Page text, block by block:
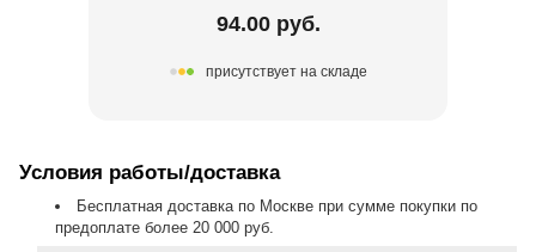
94.00 руб.
присутствует на складе
Условия работы/доставка
Бесплатная доставка по Москве при сумме покупки по
предоплате более 20 000 руб.